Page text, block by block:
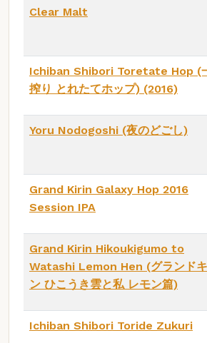
Clear Malt
Ichiban Shibori Toretate Hop (
搾り とれたてホップ) (2016)
Yoru Nodogoshi (夜のどごし)
Grand Kirin Galaxy Hop 2016
Session IPA
Grand Kirin Hikoukigumo to
Watashi Lemon Hen (グランド
ン ひこうき雲と私 レモン篇)
Ichiban Shibori Toride Zukuri